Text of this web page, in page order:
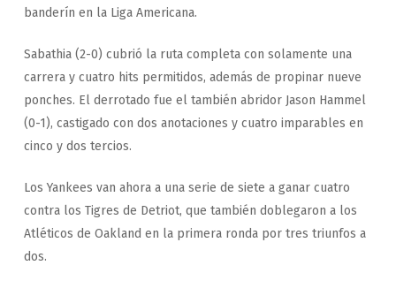
banderín en la Liga Americana.
Sabathia (2-0) cubrió la ruta completa con solamente una
carrera y cuatro hits permitidos, además de propinar nueve
ponches. El derrotado fue el también abridor Jason Hammel
(0-1), castigado con dos anotaciones y cuatro imparables en
cinco y dos tercios.
Los Yankees van ahora a una serie de siete a ganar cuatro
contra los Tigres de Detriot, que también doblegaron a los
Atléticos de Oakland en la primera ronda por tres triunfos a
dos.